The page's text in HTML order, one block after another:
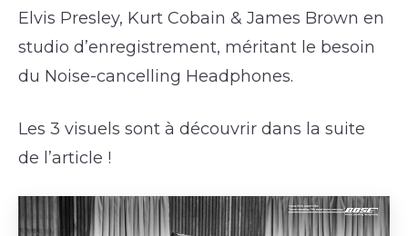
Elvis Presley, Kurt Cobain & James Brown en
studio d’enregistrement, méritant le besoin
du Noise-cancelling Headphones.
Les 3 visuels sont à découvrir dans la suite
de l’article !